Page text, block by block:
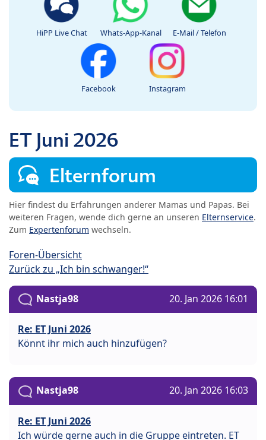
HiPP Live Chat Whats-App-Kanal E-Mail / Telefon
Facebook Instagram
ET Juni 2026
Elternforum
Hier findest du Erfahrungen anderer Mamas und Papas. Bei
weiteren Fragen, wende dich gerne an unseren Elternservice.
Zum Expertenforum wechseln.
Foren-Übersicht
Zurück zu „Ich bin schwanger!“
Nastja98 20. Jan 2026 16:01
Re: ET Juni 2026
Könnt ihr mich auch hinzufügen?
Nastja98 20. Jan 2026 16:03
Re: ET Juni 2026
Ich würde gerne auch in die Gruppe eintreten. ET